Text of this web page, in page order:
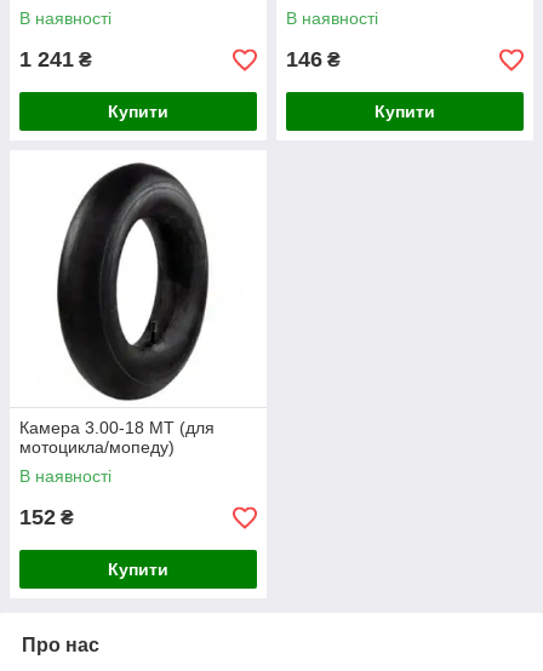
В наявності
1 241 ₴
Купити
В наявності
146 ₴
Купити
Камера 3.00-18 МТ (для
мотоцикла/мопеду)
В наявності
152 ₴
Купити
Про нас